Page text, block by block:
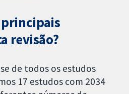
revisão?
de todos os estudos
17 estudos com 2034